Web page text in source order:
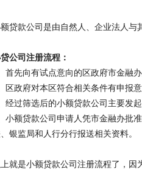
贷款公司是由自然人、企业法人与
公司注册流程：
首先向有试点意向的区政府市金融
区政府对本区符合相关条件有申报
经过筛选后的小额贷款公司主要发
小额贷款公司申请人凭市金融办批
银监局和人行分行报送相关资料。
就是小额贷款公司注册流程了，